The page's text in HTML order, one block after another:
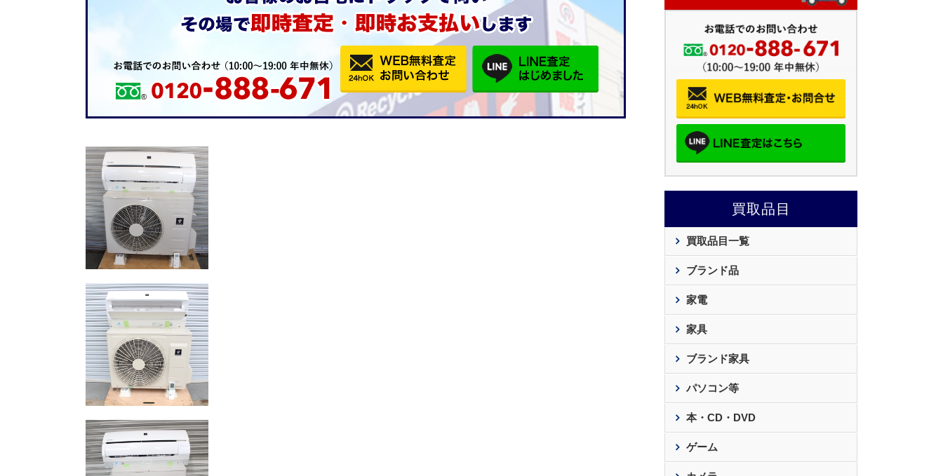
買取品目
買取品目一覧
ブランド品
家電
家具
ブランド家具
パソコン等
本・CD・DVD
ゲーム